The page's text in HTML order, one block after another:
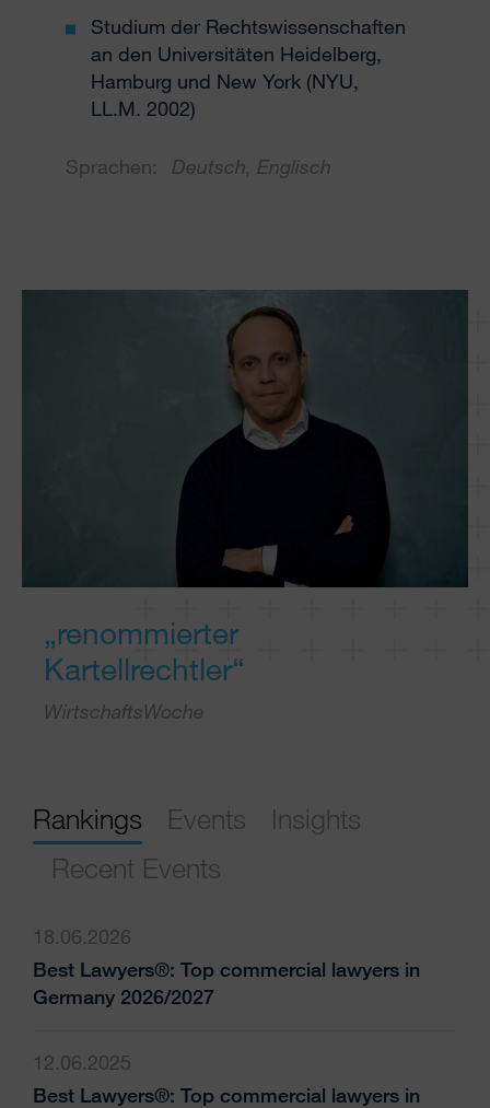
Studium der Rechtswissenschaften
an den Universitäten Heidelberg,
Hamburg und New York (NYU,
LL.M. 2002)
Sprachen: Deutsch, Englisch
„renommierter
Kartellrechtler“
WirtschaftsWoche
Rankings Events
Insights
Recent Events
18.06.2026
Best Lawyers®: Top commercial lawyers in
Germany 2026/2027
12.06.2025
Best Lawyers®: Top commercial lawyers in